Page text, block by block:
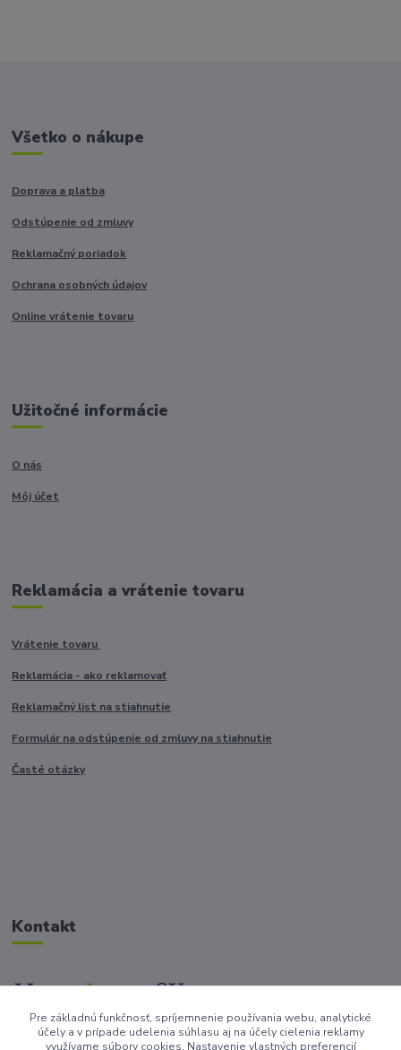
Všetko o nákupe
Doprava a platba
Odstúpenie od zmluvy
Reklamačný poriadok
Ochrana osobných údajov
Online vrátenie tovaru
Užitočné informácie
O nás
Môj účet
Reklamácia a vrátenie tovaru
Vrátenie tovaru
Reklamácia - ako reklamovať
Reklamačný list na stiahnutie
Formulár na odstúpenie od zmluvy na stiahnutie
Časté otázky
Kontakt
+421917682234
/Po-Pi 9-17 hod/
Pre základnú funkčnosť, spríjemnenie používania webu, analytické
účely a v prípade udelenia súhlasu aj na účely cielenia reklamy
využívame súbory cookies. Nastavenie vlastných preferencií